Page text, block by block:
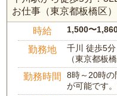
お仕事（東京都板橋区）
時給 1,500〜
勤務地
千川 徒歩5分
（東京都板
勤務時間
8時～20時の
が可能です